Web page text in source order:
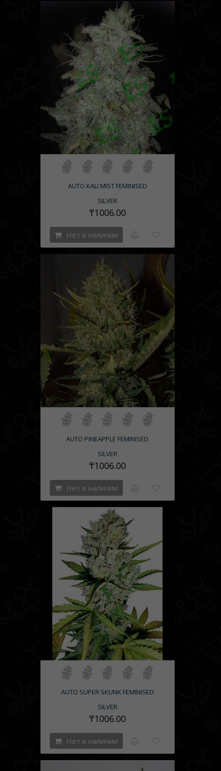
зацветают через известный промежуток времени
после высадки в почву. Это дает возможность
получить урожай даже в условиях короткого лета
в северных широтах. Размеры таких растений
более компактные, чем у их фотопериодных
собратьев.
Кроме того, на нашем сайте представлены
автофеминизированные семена конопли Нур-
. Из них вырастают растения только
женских особей, что экономит время и
занимаемое место в огороде.
AUTO KALI MIST FEMINISED
SILVER
₸1006.00
Нет в наличии
AUTO PINEAPPLE FEMINISED
SILVER
₸1006.00
Нет в наличии
AUTO SUPER SKUNK FEMINISED
SILVER
₸1006.00
Нет в наличии